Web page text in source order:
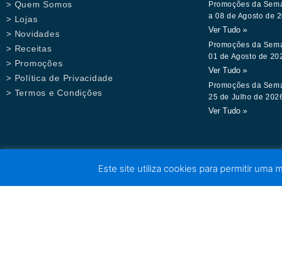
> Quem Somos
> Lojas
> Novidades
> Receitas
> Promoções
> Política de Privacidade
> Termos e Condições
Promoções da
a 08 de Agosto de
Ver Tudo »
Promoções da
01 de Agosto de
Ver Tudo »
Promoções da
25 de Julho de
Ver Tudo »
Este site utiliza cookies para permitir uma